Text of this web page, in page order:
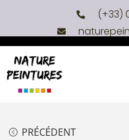
(+33)
PRÉCÉDENT